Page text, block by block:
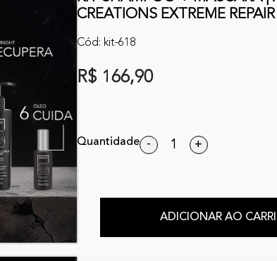
CREATIONS EXTREME REPAIR
Cód: kit-618
R$ 166,90
Quantidade - +
ADICIONAR AO